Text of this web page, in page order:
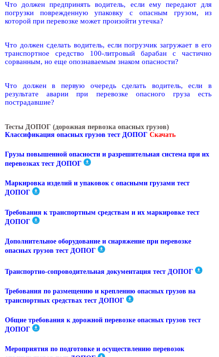
Что должен предпринять водитель, если ему передают для
погрузки поврежденную упаковку с опасным грузом, из
которой при перевозке может произойти утечка?
Что должен сделать водитель, если погрузчик загружает в его
транспортное средство 100-литровый барабан с частично
сорванным, но еще опознаваемым знаком опасности?
Что должен в первую очередь сделать водитель, если в
результате аварии при перевозке опасного груза есть
пострадавшие?
Тесты ДОПОГ (дорожная первозка опасных грузов)
Классификация опасных грузов тест ДОПОГ Скачать
Грузы повышенной опасности и разрешительная система при их
перевозках тест ДОПОГ
Маркировка изделий и упаковок с опасными грузами тест
ДОПОГ
Требования к транспортным средствам и их маркировке тест
ДОПОГ
Дополнительное оборудование и снаряжение при перевозке
опасных грузов тест ДОПОГ
Транспортно-сопроводительная документация тест ДОПОГ
Требования по размещению и креплению опасных грузов на
транспортных средствах тест ДОПОГ
Общие требования к дорожной перевозке опасных грузов тест
ДОПОГ
Мероприятия по подготовке и осуществлению перевозок